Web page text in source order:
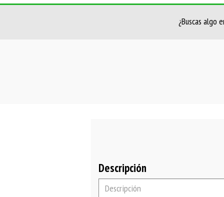
¿Buscas algo
Descripción